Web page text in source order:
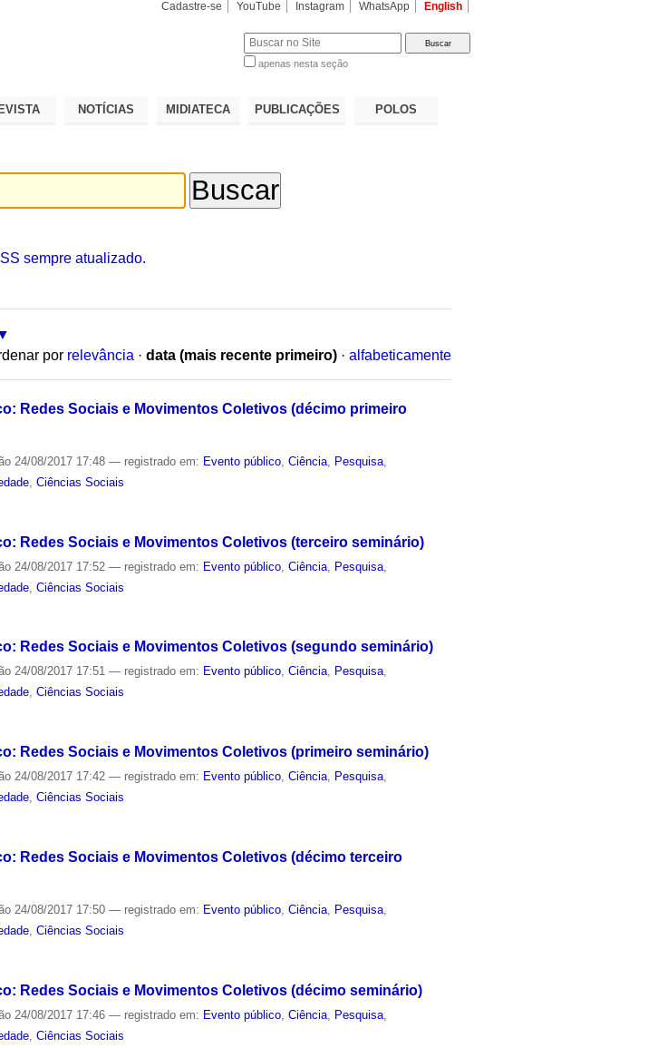
Cadastre-se YouTube Instagram WhatsApp English
apenas nesta seção
NOTÍCIAS MIDIATECA PUBLICAÇÕES POLOS
sempre atualizado.
por relevância · data (mais recente primeiro) · alfabeticamente
Redes Sociais e Movimentos Coletivos (décimo primeiro
24/08/2017 17:48— registrado em: Evento público ,Ciência Pesquisa
,Ciências Sociais
Redes Sociais e Movimentos Coletivos (terceiro seminário)
24/08/2017 17:52— registrado em: Evento público ,Ciência Pesquisa
,Ciências Sociais
Redes Sociais e Movimentos Coletivos (segundo seminário)
24/08/2017 17:51— registrado em: Evento público,Ciência, Pesquisa,
,Ciências Sociais
Redes Sociais e Movimentos Coletivos (primeiro seminário)
24/08/2017 17:42— registrado em: Evento público,Ciência, Pesquisa,
,Ciências Sociais
Redes Sociais e Movimentos Coletivos (décimo terceiro
24/08/2017 17:50— registrado em: Evento público ,Ciência Pesquisa
,Ciências Sociais
Redes Sociais e Movimentos Coletivos (décimo seminário)
24/08/2017 17:46— registrado em: Evento público ,Ciência Pesquisa
,Ciências Sociais